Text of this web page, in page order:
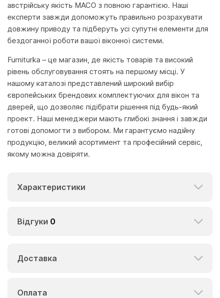
австрійську якість MACO з повною гарантією. Наші
експерти завжди допоможуть правильно розрахувати
довжину приводу та підберуть усі супутні елементи для
бездоганної роботи вашої віконної системи.
Furniturka – це магазин, де якість товарів та високий
рівень обслуговування стоять на першому місці. У
нашому каталозі представлений широкий вибір
європейських брендових комплектуючих для вікон та
дверей, що дозволяє підібрати рішення під будь-який
проект. Наші менеджери мають глибокі знання і завжди
готові допомогти з вибором. Ми гарантуємо надійну
продукцію, великий асортимент та професійний сервіс,
якому можна довіряти.
Характеристики
Відгуки 0
Доставка
Оплата